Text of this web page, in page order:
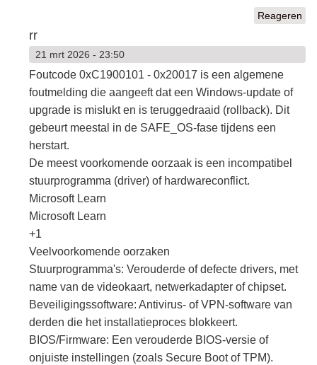
Reageren
rr
21 mrt 2026 - 23:50
Foutcode 0xC1900101 - 0x20017 is een algemene
foutmelding die aangeeft dat een Windows-update of
upgrade is mislukt en is teruggedraaid (rollback). Dit
gebeurt meestal in de SAFE_OS-fase tijdens een
herstart.
De meest voorkomende oorzaak is een incompatibel
stuurprogramma (driver) of hardwareconflict.
Microsoft Learn
Microsoft Learn
+1
Veelvoorkomende oorzaken
Stuurprogramma's: Verouderde of defecte drivers, met
name van de videokaart, netwerkadapter of chipset.
Beveiligingssoftware: Antivirus- of VPN-software van
derden die het installatieproces blokkeert.
BIOS/Firmware: Een verouderde BIOS-versie of
onjuiste instellingen (zoals Secure Boot of TPM).